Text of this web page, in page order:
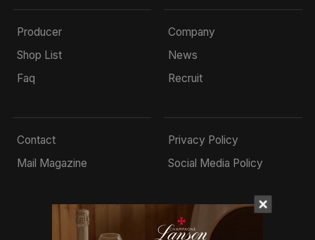
Producer
Shop List
Faq
Company
News
Recruit
Contact
Mail Magazine
Privacy Policy
Social Media Policy